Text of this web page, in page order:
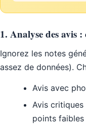
1. Analyse des avis
Ignorez les notes
assez de données).
Avis avec
Avis
points faibles